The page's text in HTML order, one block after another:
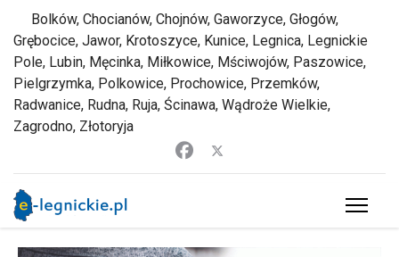
Bolków, Chocianów, Chojnów, Gaworzyce, Głogów,
Grębocice, Jawor, Krotoszyce, Kunice, Legnica, Legnickie
Pole, Lubin, Męcinka, Miłkowice, Mściwojów, Paszowice,
Pielgrzymka, Polkowice, Prochowice, Przemków,
Radwanice, Rudna, Ruja, Ścinawa, Wądroże Wielkie,
Zagrodno, Złotoryja